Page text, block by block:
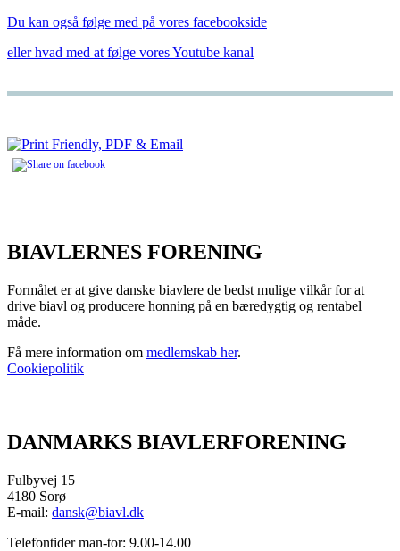
Du kan også følge med på vores facebookside
eller hvad med at følge vores Youtube kanal
BIAVLERNES FORENING
Formålet er at give danske biavlere de bedst mulige vilkår for at
drive biavl og producere honning på en bæredygtig og rentabel
måde.
Få mere information om medlemskab her.
Cookiepolitik
DANMARKS BIAVLERFORENING
Fulbyvej 15
4180 Sorø
E-mail: dansk@biavl.dk
Telefontider man-tor: 9.00-14.00